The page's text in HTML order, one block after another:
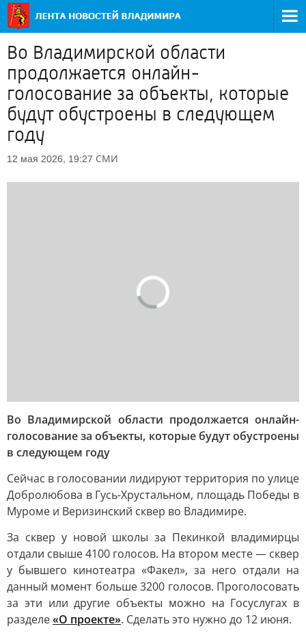
Во Владимирской области
продолжается онлайн-
голосование за объекты, которые
будут обустроены в следующем
году
12 мая 2026, 19:27 СМИ
Во Владимирской области продолжается онлайн-
голосование за объекты, которые будут обустроены
в следующем году
Сейчас в голосовании лидируют территория по улице
Добролюбова в Гусь-Хрустальном, площадь Победы в
Муроме и Веризинский сквер во Владимире.
За сквер у новой школы за Пекинкой владимирцы
отдали свыше 4100 голосов. На втором месте — сквер
у бывшего кинотеатра «Факел», за него отдали на
данный момент больше 3200 голосов. Проголосовать
за эти или другие объекты можно на Госуслугах в
разделе«О проекте». Сделать это нужно до 12 июня.